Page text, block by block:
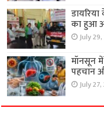
का हुआ
July
मॉनसून
पहचान
July